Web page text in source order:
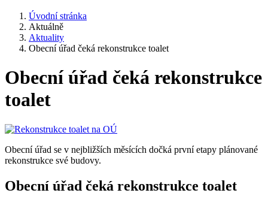
Úvodní stránka
Aktuálně
Aktuality
Obecní úřad čeká rekonstrukce toalet
Obecní úřad čeká rekonstrukce
toalet
Obecní úřad se v nejbližších měsících dočká první etapy plánované
rekonstrukce své budovy.
Obecní úřad čeká rekonstrukce toalet